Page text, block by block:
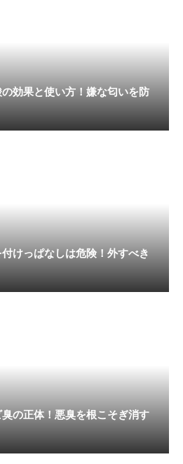
効果と使い方！嫌な匂いを防
けっぱなしは危険！外すべき
の正体！悪臭を根こそぎ消す